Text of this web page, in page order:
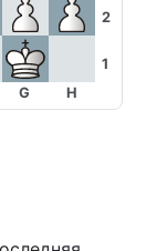
1
2
G H